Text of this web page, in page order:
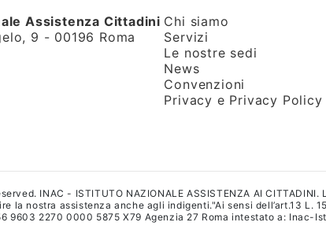
Assistenza Cittadini
9 - 00196 Roma
Chi siamo
Servizi
Le nostre sedi
News
Convenzioni
Privacy e Privacy Policy
INAC - ISTITUTO NAZIONALE ASSISTENZA AI
la nostra assistenza anche agli indigenti."Ai sensi dell’art.13
9603 2270 0000 5875 X79 Agenzia 27 Roma intestato a: